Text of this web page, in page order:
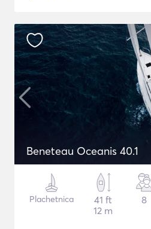
Beneteau Oceanis 40.1
Plachetnica
41 ft
12 m
8